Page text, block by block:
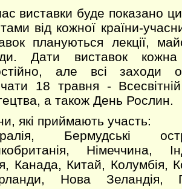
виставки буде показано
від кожної країни-
плануються лекції,
Дати виставок кожна
але всі заходи
18 травня -
а також День Рослин.
які приймають участь:
Бермудські
Німеччина,
Канада, Китай, Колумбія,
Нова Зеландія,